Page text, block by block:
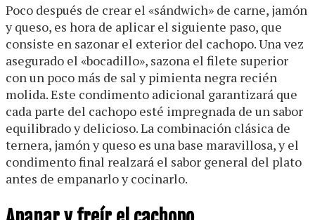
Poco después de crear el «sándwich» de carne, jamón
y queso, es hora de aplicar el siguiente paso, que
consiste en sazonar el exterior del cachopo. Una vez
asegurado el «bocadillo», sazona el filete superior
con un poco más de sal y pimienta negra recién
molida. Este condimento adicional garantizará que
cada parte del cachopo esté impregnada de un sabor
equilibrado y delicioso. La combinación clásica de
ternera, jamón y queso es una base maravillosa, y el
condimento final realzará el sabor general del plato
antes de empanarlo y cocinarlo.